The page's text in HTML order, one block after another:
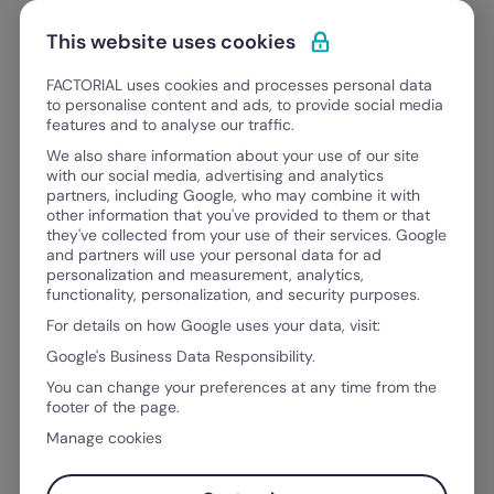
Ir para o conteúdo
Experimente Grátis
FACTORIAL BLOG
Tudo o que precisa para evoluir
como
um líder, um profissional de RH, um
umgestor finan
This website uses cookies
FACTORIAL uses cookies and processes personal data
to personalise content and ads, to provide social media
features and to analyse our traffic.
We also share information about your use of our site
with our social media, advertising and analytics
partners, including Google, who may combine it with
other information that you've provided to them or that
they've collected from your use of their services. Google
and partners will use your personal data for ad
personalization and measurement, analytics,
functionality, personalization, and security purposes.
For details on how Google uses your data, visit:
Google's Business Data Responsibility.
You can change your preferences at any time from the
footer of the page.
Manage cookies